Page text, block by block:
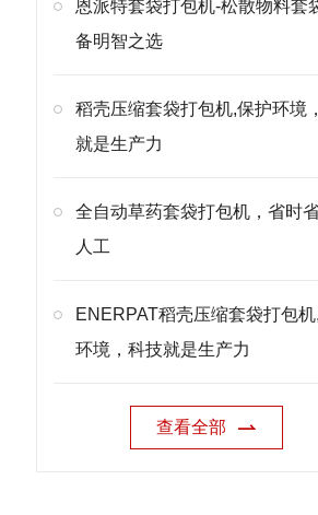
恩派特套袋打包机-松散物料套
备明智之选
稻壳压缩套袋打包机,保护环境
就是生产力
全自动草药套袋打包机，省时
人工
ENERPAT稻壳压缩套袋打包
环境，科技就是生产力
查看全部